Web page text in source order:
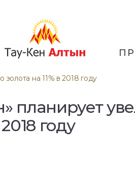
золота на 11% в 2018 году
планирует
году